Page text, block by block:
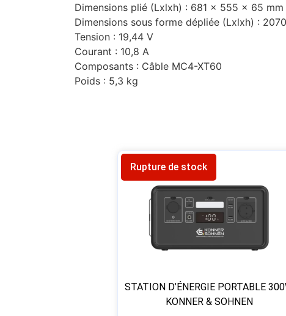
Dimensions plié (Lxlxh) : 681 x 555 x 65 mm
Dimensions sous forme dépliée (Lxlxh) :
Tension : 19,44 V
Courant : 10,8 A
Composants : Câble MC4-XT60
Poids : 5,3 kg
Rupture de stock
STATION D’ÉNERGIE PORTABLE
KONNER & SOHNEN